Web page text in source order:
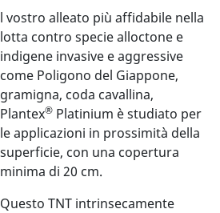
l vostro alleato più affidabile nella
lotta contro specie alloctone e
indigene invasive e aggressive
come Poligono del Giappone,
gramigna, coda cavallina,
Plantex® Platinium è studiato per
le applicazioni in prossimità della
superficie, con una copertura
minima di 20 cm.
Questo TNT intrinsecamente